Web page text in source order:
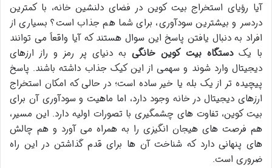
آیا رؤیای استخراج بیت کوین در فضای دلنشین خانه، با کمترین
دردسر و بیشترین سودآوری، برای شما هم جذاب است؟ بسیاری از
افراد به دنبال یافتن پاسخ این سوال هستند که آیا واقعاً می توانند
با یکدستگاه بیت کوین خانگیبه دنیای پر رمز و راز ارزهای
دیجیتال وارد شوند و سهمی از این کیک جذاب داشته باشند. پاسخ
پیچیده تر از یک بله یا خیر ساده است؛ در حالی که امکان استخراج
ارزهای دیجیتال در خانه وجود دارد، اما ماهیت و سودآوری آن برای
بیت کوین، تفاوت های چشمگیری با تصورات اولیه دارد. این مسیر،
هم فرصت های هیجان انگیزی را به همراه می آورد و هم چالش
های پنهانی دارد که شناخت آن ها برای قدم گذاشتن در این راه
ضروری است.